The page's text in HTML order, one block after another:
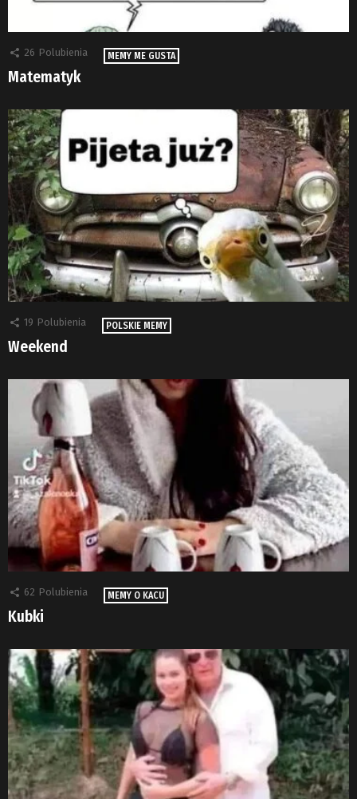
26 Polubienia MEMY ME GUSTA
Matematyk
19 Polubienia POLSKIE MEMY
Weekend
62 Polubienia MEMY O KACU
Kubki